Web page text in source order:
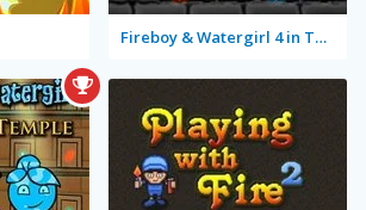
Fireboy & Watergirl 4 in The Crystal Temple